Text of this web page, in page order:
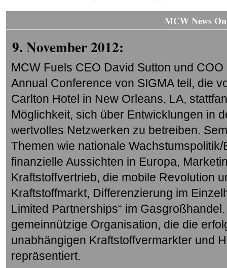
MCW News
9. November 2012:
MCW Fuels CEO David Sutton und
Annual Conference von SIGMA teil, die
Carlton Hotel in New Orleans, LA,
Möglichkeit, sich über Entwicklungen in
wertvolles Netzwerken zu betreiben.
Themen wie nationale
finanzielle Aussichten in Europa,
Kraftstoffvertrieb, die mobile Revolution
Kraftstoffmarkt, Differenzierung im
Limited Partnerships“ im
gemeinnützige Organisation, die die
unabhängigen Kraftstoffvermarkter und
repräsentiert.